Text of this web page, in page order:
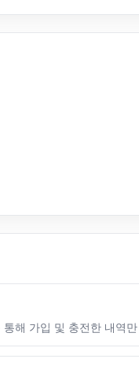
통해 가입 및 충전한 내역